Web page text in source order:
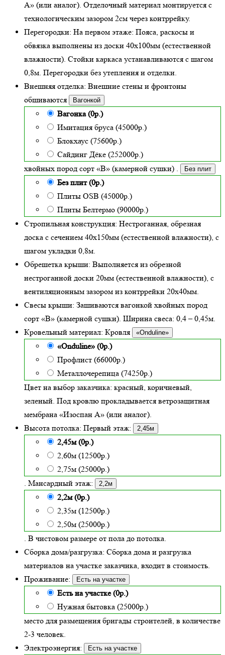
А» (или аналог). Отделочный материал монтируется с
технологическим зазором 2см через контррейку.
Перегородки: На первом этаже: Пояса, раскосы и
обвязка выполнены из доски 40х100мм (естественной
влажности). Стойки каркаса устанавливаются с шагом
0,8м. Перегородки без утепления и отделки.
Внешняя отделка: Внешние стены и фронтоны
обшиваются
Вагонкой
Вагонка (0р.)
Имитация бруса (45000р.)
Блокхаус (75600р.)
Сайдинг Дёке (252000р.)
хвойных пород сорт «В» (камерной сушки) . Без плит
Без плит (0р.)
Плиты OSB (45000р.)
Плиты Белтермо (90000р.)
Стропильная конструкция: Нестроганная, обрезная
доска с сечением 40х150мм (естественной влажности), с
шагом укладки 0,8м.
Обрешетка крыши: Выполняется из обрезной
нестроганной доски 20мм (естественной влажности), с
вентиляционным зазором из контррейки 20х40мм.
Свесы крыши: Зашиваются вагонкой хвойных пород
сорт «В» (камерной сушки). Ширина свеса: 0,4 – 0,45м.
Кровельный материал: Кровля «Onduline»
«Onduline» (0р.)
Профлист (66000р.)
Металлочерепица (74250р.)
Цвет на выбор заказчика: красный, коричневый,
зеленый. Под кровлю прокладывается ветрозащитная
мембрана «Изоспан А» (или аналог).
Высота потолка: Первый этаж: 2,45м
2,45м (0р.)
2,60м (12500р.)
2,75м (25000р.)
. Мансардный этаж:
2,2м
2,2м (0р.)
2,35м (12500р.)
2,50м (25000р.)
. В чистовом размере от пола до потолка.
Сборка дома/разгрузка: Сборка дома и разгрузка
материалов на участке заказчика, входит в стоимость.
Проживание:
Есть на участке
Есть на участке (0р.)
Нужная бытовка (25000р.)
место для размещения бригады строителей, в количестве
2-3 человек.
Электроэнергия:
Есть на участке